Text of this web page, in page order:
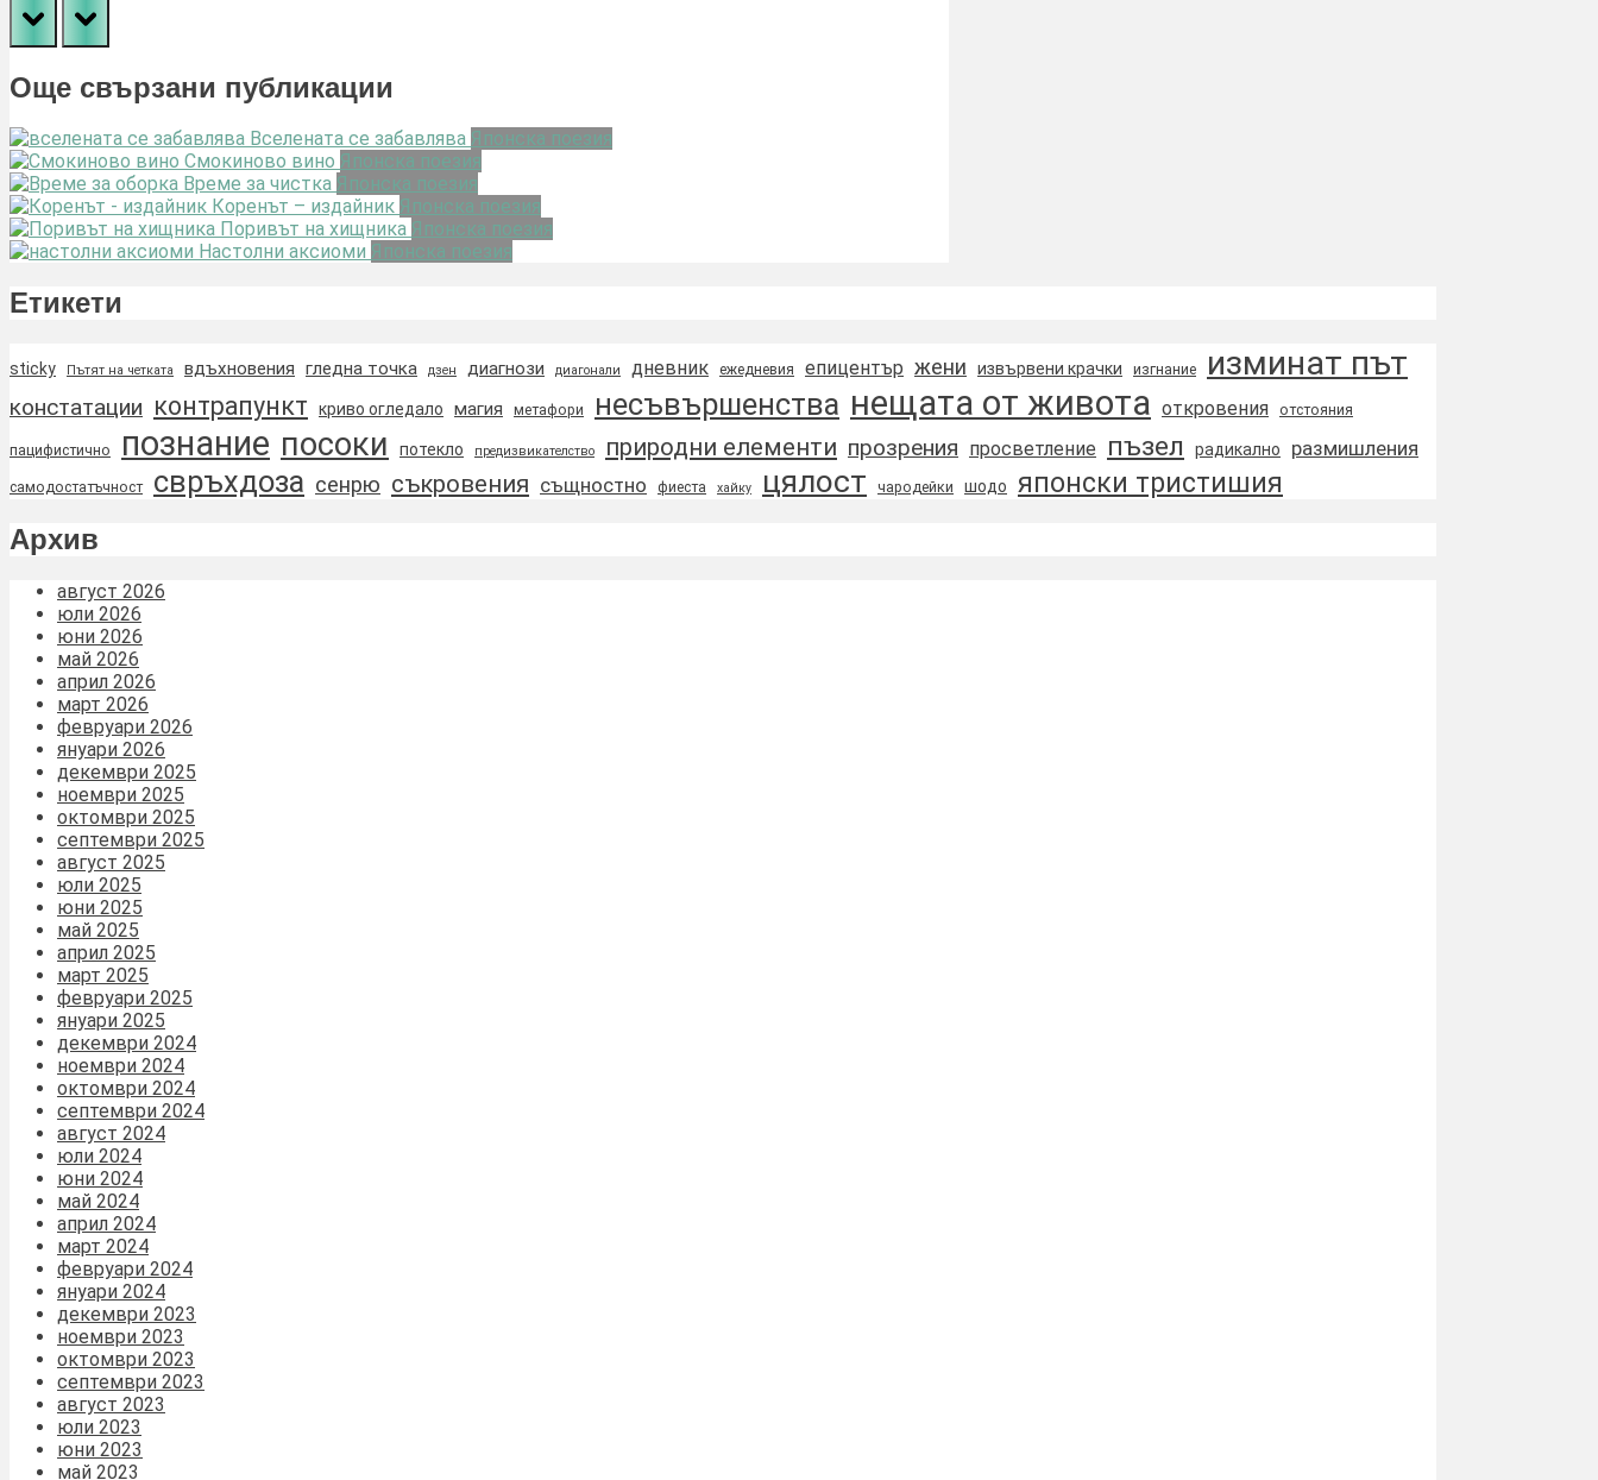
prev next
Още свързани публикации
Вселената се забавлява Японска поезия
Смокиново вино Японска поезия
Време за чистка Японска поезия
Коренът – издайник Японска поезия
Поривът на хищника Японска поезия
Настолни аксиоми Японска поезия
Етикети
sticky Пътят на четката вдъхновения гледна точка дзен диагнози диагонали дневник ежедневия епицентър жени извървени крачки изгнание изминат път
констатации контрапункт криво огледало магия метафори несъвършенства нещата от живота откровения отстояния
пацифистично познание посоки потекло предизвикателство природни елементи прозрения просветление пъзел радикално размишления
самодостатъчност свръхдоза сенрю съкровения същностно фиеста хайку цялост чародейки шодо
японски тристишия
Архив
август 2026
юли 2026
юни 2026
май 2026
април 2026
март 2026
февруари 2026
януари 2026
декември 2025
ноември 2025
октомври 2025
септември 2025
август 2025
юли 2025
юни 2025
май 2025
април 2025
март 2025
февруари 2025
януари 2025
декември 2024
ноември 2024
октомври 2024
септември 2024
август 2024
юли 2024
юни 2024
май 2024
април 2024
март 2024
февруари 2024
януари 2024
декември 2023
ноември 2023
октомври 2023
септември 2023
август 2023
юли 2023
юни 2023
май 2023